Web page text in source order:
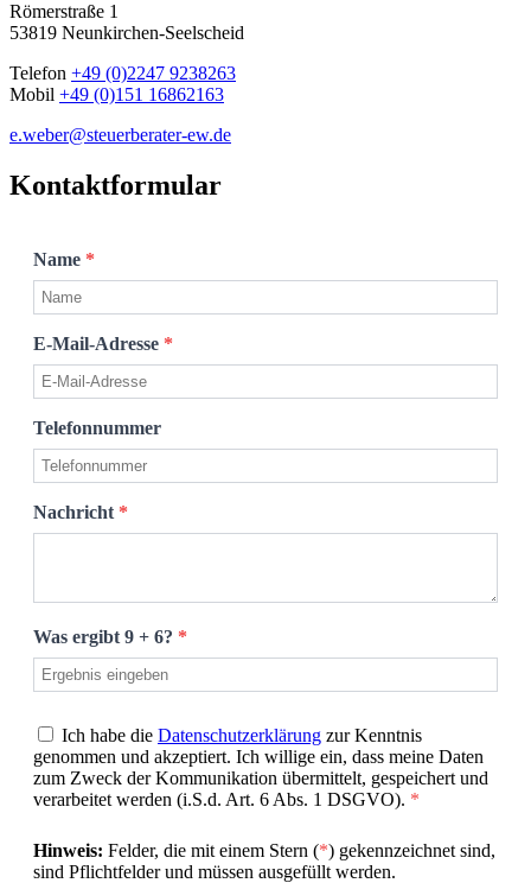
Römerstraße 1
53819 Neunkirchen-Seelscheid
Telefon +49 (0)2247 9238263
Mobil +49 (0)151 16862163
e.weber@steuerberater-ew.de
Kontaktformular
Name *
E-Mail-Adresse *
Telefonnummer
Nachricht *
Was ergibt 9 + 6? *
Ich habe die Datenschutzerklärung zur Kenntnis
genommen und akzeptiert. Ich willige ein, dass meine Daten
zum Zweck der Kommunikation übermittelt, gespeichert und
verarbeitet werden (i.S.d. Art. 6 Abs. 1 DSGVO). *
Hinweis: Felder, die mit einem Stern (*) gekennzeichnet sind,
sind Pflichtfelder und müssen ausgefüllt werden.